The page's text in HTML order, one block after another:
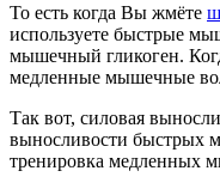
То есть когда Вы жмёте
используете быстрые
мышечный гликоген.
медленные мышечные
Так вот, силовая
выносливости быстрых
тренировка медленных